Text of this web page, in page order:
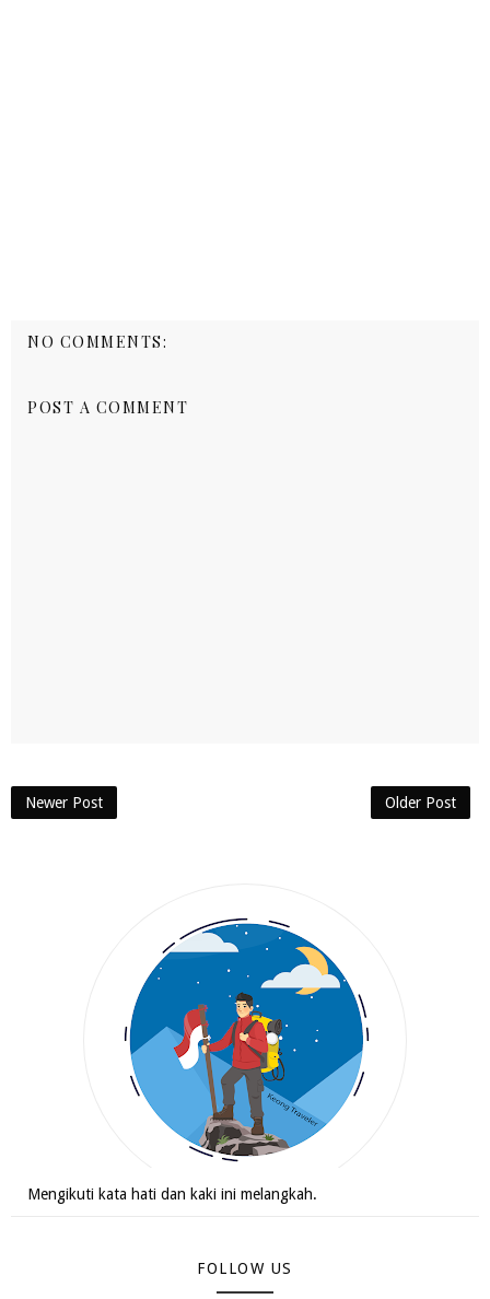
NO COMMENTS:
POST A COMMENT
Newer Post Older Post
Mengikuti kata hati dan kaki ini melangkah.
FOLLOW US